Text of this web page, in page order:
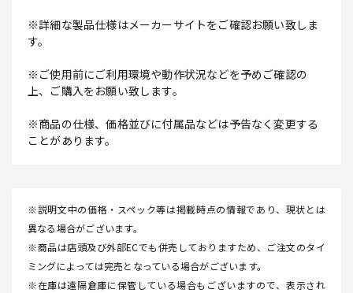
※詳細な製品仕様はメーカーサイトをご確認お願い致しま
す。
※ご使用前にご利用環境や動作状況などを予めご確認の
上、ご購入をお願い致します。
※商品の仕様、価格並びに付属品などは予告なく変更する
ことがあります。
※説明文中の価格・スペック等は掲載時点の情報であり、現状とは
異なる場合がございます。
※商品は店頭及び外部ECでも併売しておりますため、ご注文のタイ
ミングによっては完売となっている場合がございます。
※在庫は遠隔倉庫に保管している場合もございますので、表示され